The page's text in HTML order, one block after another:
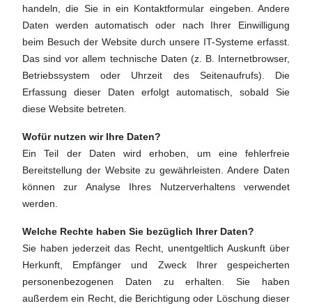
handeln, die Sie in ein Kontaktformular eingeben. Andere
Daten werden automatisch oder nach Ihrer Einwilligung
beim Besuch der Website durch unsere IT-Systeme erfasst.
Das sind vor allem technische Daten (z. B. Internetbrowser,
Betriebssystem oder Uhrzeit des Seitenaufrufs). Die
Erfassung dieser Daten erfolgt automatisch, sobald Sie
diese Website betreten.
Wofür nutzen wir Ihre Daten?
Ein Teil der Daten wird erhoben, um eine fehlerfreie
Bereitstellung der Website zu gewährleisten. Andere Daten
können zur Analyse Ihres Nutzerverhaltens verwendet
werden.
Welche Rechte haben Sie bezüglich Ihrer Daten?
Sie haben jederzeit das Recht, unentgeltlich Auskunft über
Herkunft, Empfänger und Zweck Ihrer gespeicherten
personenbezogenen Daten zu erhalten. Sie haben
außerdem ein Recht, die Berichtigung oder Löschung dieser